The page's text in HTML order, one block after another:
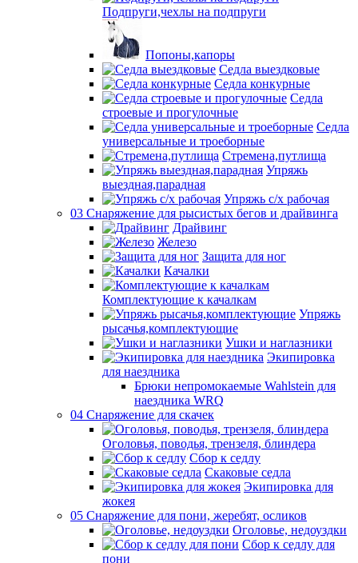
Подпруги,чехлы на подпруги
Попоны,капоры
Седла выездковые
Седла конкурные
Седла
строевые и прогулочные
Седла
универсальные и троеборные
Стремена,путлища
Упряжь
выездная,парадная
Упряжь с/х рабочая
03 Снаряжение для рысистых бегов и драйвинга
Драйвинг
Железо
Защита для ног
Качалки
Комплектующие к качалкам
Упряжь
рысачья,комплектующие
Ушки и наглазники
Экипировка
для наездника
Брюки непромокаемые Wahlstein для
наездника WRQ
04 Снаряжение для скачек
Оголовья, поводья, трензеля, блиндера
Сбор к седлу
Скаковые седла
Экипировка для
жокея
05 Снаряжение для пони, жеребят, осликов
Оголовье, недоуздки
Сбор к седлу для
пони